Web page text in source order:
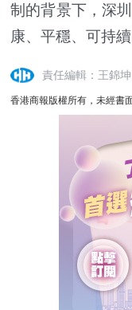
制的背景下，深
康、平穩、可持
責任編輯：王錦坤
香港商報版權所有，未經書